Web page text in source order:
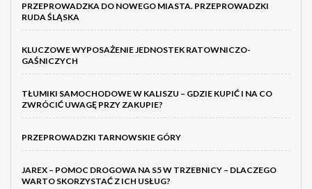
PRZEPROWADZKA DO NOWEGO MIASTA. PRZEPROWADZKI
RUDA ŚLĄSKA
KLUCZOWE WYPOSAŻENIE JEDNOSTEK RATOWNICZO-
GAŚNICZYCH
TŁUMIKI SAMOCHODOWE W KALISZU – GDZIE KUPIĆ I NA CO
ZWRÓCIĆ UWAGĘ PRZY ZAKUPIE?
PRZEPROWADZKI TARNOWSKIE GÓRY
JAREX – POMOC DROGOWA NA S5 W TRZEBNICY – DLACZEGO
WARTO SKORZYSTAĆ Z ICH USŁUG?